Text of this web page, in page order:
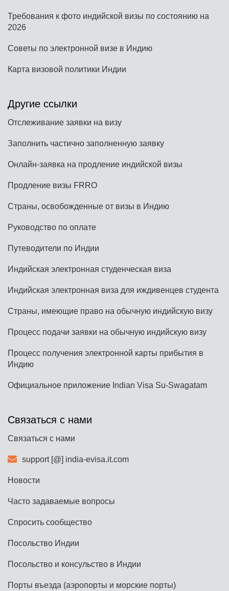
Требования к фото индийской визы по состоянию на
2026
Советы по электронной визе в Индию
Карта визовой политики Индии
Другие ссылки
Отслеживание заявки на визу
Заполнить частично заполненную заявку
Онлайн-заявка на продление индийской визы
Продление визы FRRO
Страны, освобожденные от визы в Индию
Руководство по оплате
Путеводители по Индии
Индийская электронная студенческая виза
Индийская электронная виза для иждивенцев студента
Страны, имеющие право на обычную индийскую визу
Процесс подачи заявки на обычную индийскую визу
Процесс получения электронной карты прибытия в
Индию
Официальное приложение Indian Visa Su-Swagatam
Связаться с нами
Связаться с нами
support [@] india-evisa.it.com
Новости
Часто задаваемые вопросы
Спросить сообщество
Посольство Индии
Посольство и консульство в Индии
Порты въезда (аэропорты и морские порты)